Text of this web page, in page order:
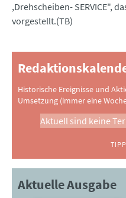
,Drehscheiben- SERVICE",
vorgestellt.(TB)
Historische Ereignisse und
Umsetzung (immer eine
Aktuell sind keine
Aktuelle Ausgabe